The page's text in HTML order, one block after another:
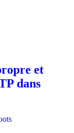
et
dans